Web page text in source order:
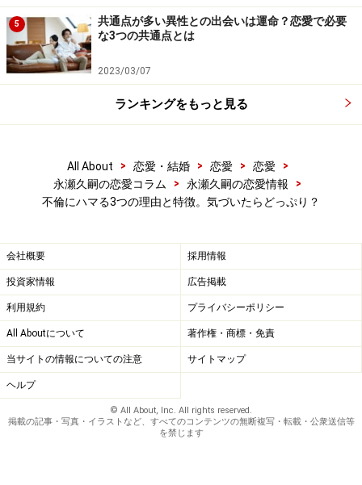
お互いを結びつけた見えない宿命の糸が理性の壁をすり
抜けてしまいます。当の本人たちにしてみれば、この関
係は、もはや不倫ではなく、純愛と言えるかもしれませ
ん。それだけに、辛い思いもひとしお。こういった不倫
を経験する人は、もしかしたら、神から課せられた試練
を味わっているのかも……。
もし、このタイプの不倫に陥ってしまった時はどうすれ
ばよいのでしょうか？ 2人の関係を、肉体的関係を越え
た、こころのつながり重視のプラトニックな関係へ変え
そうすることで、友だちとして周囲に気兼ねなく付き合
っていく事が可能になるかもしれません。
【関連記事】
ダブル不倫にハマる心理とは？不倫の始まり・特
徴・やめるコツ
家庭円満でなぜ不倫をするのか？既婚者男性の心理
5
共通点が多い異性との出会いは運命？恋愛で必要
な3つの共通点とは
2023/03/07
ランキングをもっと見る
All About > 恋愛・結婚 > 恋愛 > 恋愛
>
永瀬久嗣の恋愛コラム
> 永瀬久嗣の恋愛情報
>
不倫にハマる3つの理由と特徴。気づいたらどっぷり？
会社概要 採用情報
投資家情報 広告掲載
利用規約 プライバシーポリシー
All Aboutについて 著作権・商標・免責
当サイトの情報についての注意 サイトマップ
ヘルプ
© All About, Inc. All rights reserved.
掲載の記事・写真・イラストなど、すべてのコンテンツの無断複写・転載・公衆送信等
を禁じます